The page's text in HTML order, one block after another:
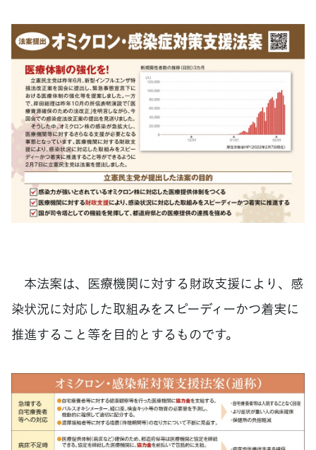
本法案は、医療機関に対する財政支援により、感
染状況に対応した取組みをスピーディーかつ着実に
推進すること等を目的とするものです。